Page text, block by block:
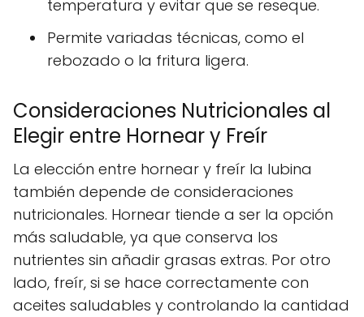
temperatura y evitar que se reseque.
Permite variadas técnicas, como el
rebozado o la fritura ligera.
Consideraciones Nutricionales al
Elegir entre Hornear y Freír
La elección entre hornear y freír la lubina
también depende de consideraciones
nutricionales. Hornear tiende a ser la opción
más saludable, ya que conserva los
nutrientes sin añadir grasas extras. Por otro
lado, freír, si se hace correctamente con
aceites saludables y controlando la cantidad